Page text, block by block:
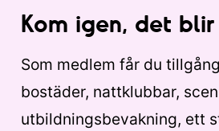
Kom igen, det
Som medlem får du
bostäder, nattklubbar,
utbildningsbevakning, ett